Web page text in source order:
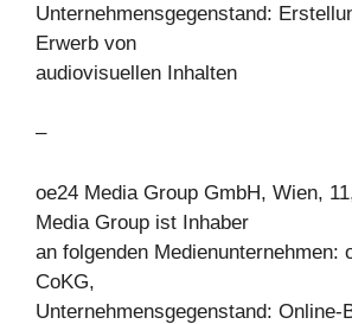
Unternehmensgegenstand:
Erwerb von
audiovisuellen Inhalten
–
oe24 Media Group GmbH, Wien,
Media Group ist Inhaber
an folgenden Medienunternehmen:
CoKG,
Unternehmensgegenstand: Online-